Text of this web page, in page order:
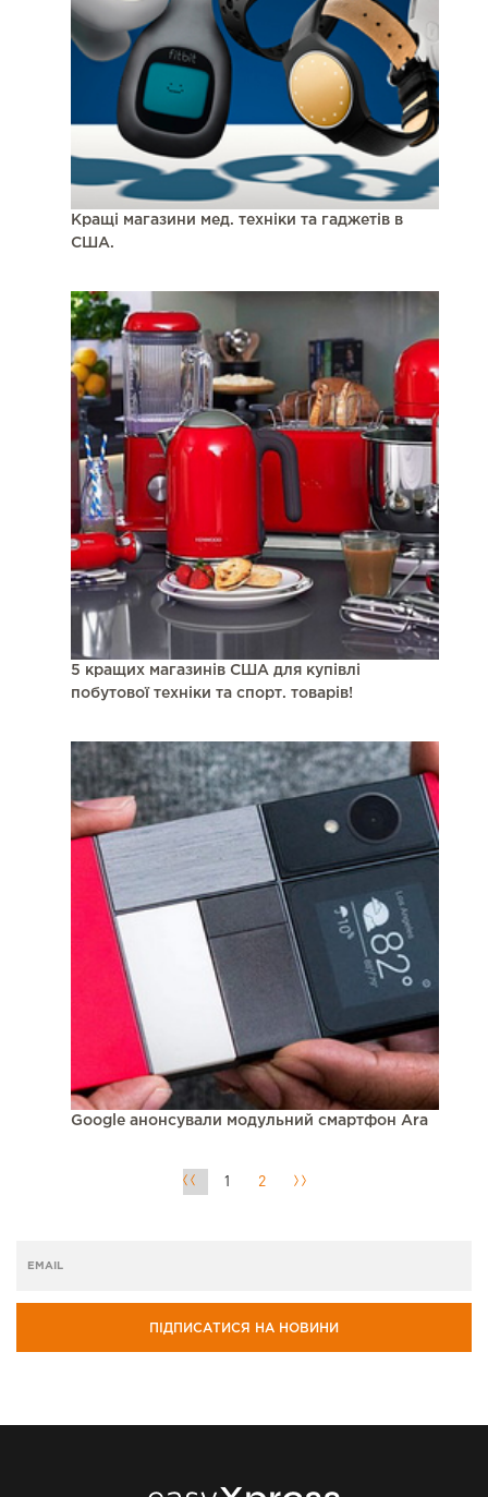
Кращі магазини мед. техніки та гаджетів в
США.
5 кращих магазинів США для купівлі
побутової техніки та спорт. товарів!
Google анонсували модульний смартфон Ara
1 2
ПІДПИСАТИСЯ НА НОВИНИ